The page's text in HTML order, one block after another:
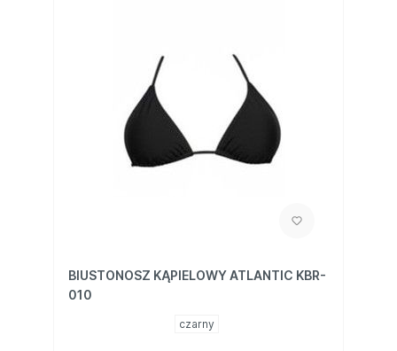
BIUSTONOSZ KĄPIELOWY ATLANTIC KBR-
010
czarny